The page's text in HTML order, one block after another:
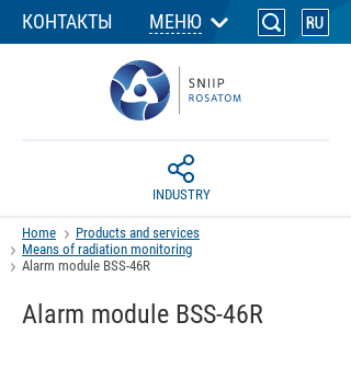
КОНТАКТЫ МЕНЮ
INDUSTRY
Home
Products and services
Means of radiation monitoring
Alarm module BSS-46R
Alarm module BSS-46R